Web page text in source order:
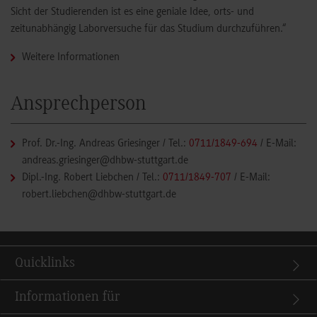
Sicht der Studierenden ist es eine geniale Idee, orts- und
zeitunabhängig Laborversuche für das Studium durchzuführen.“
Weitere Informationen
Ansprechperson
Prof. Dr.-Ing. Andreas Griesinger / Tel.: 0711/1849-694 / E-Mail:
andreas.griesinger@dhbw-stuttgart.de
Dipl.-Ing. Robert Liebchen / Tel.: 0711/1849-707 / E-Mail:
robert.liebchen@dhbw-stuttgart.de
Quicklinks
Informationen für